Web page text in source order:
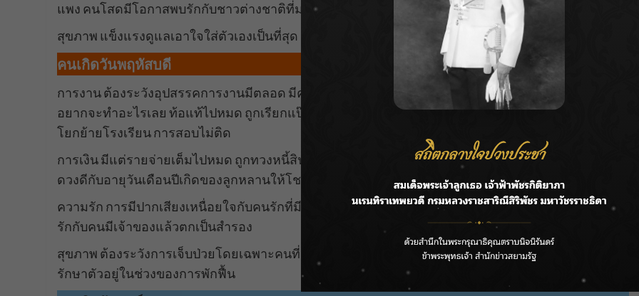
แพง คนโสดมีโอกาสพบรักกับชาวต่างชาติที่มามาเที่ยวในเมืองไทย
สุขภาพ แข็งแรงดูแลเอาใจใส่ตัวเองเป็นที่สุด คนเจ็บป่วยจะมีอาการดีขึ้น
คนเกิดวันพฤหัสบดี
การงาน ต้องระวังอุปสรรคการงานมีตลอด มีคนมาหลอกลวง ต้องระมัดระวัง หรือความขี้เกียจเหนื่อยไม่
อยากจะทำอะไรเลย ท้อแท้ไปหมด ถูกเรียกแป๊ะเจี๊ยะ โดยเฉพาะคนที่ลูกหลานอยู่ในช่วงของการเปลี่ยน
โยกย้ายโรงเรียน การสอบไม่ติด
การเงิน มีแต่รายจ่ายเต็มไปหมด ถูกทวงหนี้สิน ความกังวลใจจะหาเงินมาเคลียร์ได้ไหม แต่จะมีโชคลาภ
ดวงดีกับอายุวันเดือนปีเกิดของลูกหลานให้โชค
ความรัก การมีปากเสียงเหนื่อยใจกับคนรักที่มีความประพฤติซ้ำไปซ้ำมาในการนอกใจ คนโสดมีโอกาสพบ
รักกับคนมีเจ้าของแล้วตกเป็นสำรอง
สุขภาพ ต้องระวังการเจ็บป่วยโดยเฉพาะคนที่ชอบดื่มของมึนเมา ปอดระบบทางเดินหายใจ ตับแข็ง การ
รักษาตัวอยู่ในช่วงของการพักฟื้น